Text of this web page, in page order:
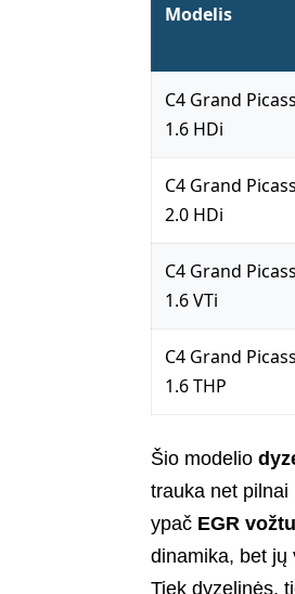
Modelis
C4 Grand
1.6 HDi
C4 Grand
2.0 HDi
C4 Grand
1.6 VTi
C4 Grand
1.6 THP
Šio modelio
trauka net
ypač EGR
dinamika, bet jų
Tiek dyzelinės,